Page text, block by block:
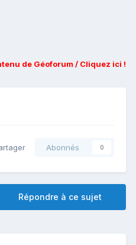
de Géoforum / Cliquez ici !
Abonnés 0
Répondre à ce sujet